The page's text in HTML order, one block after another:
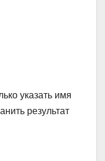
указать имя
результат